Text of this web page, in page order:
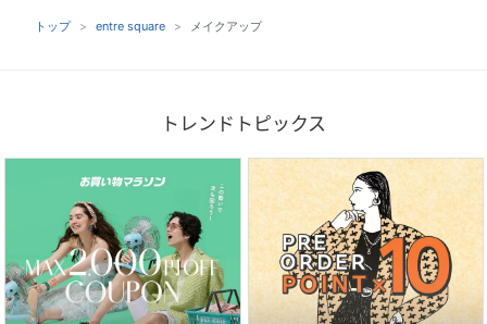
トップ entre square メイクアップ
トレンドトピックス